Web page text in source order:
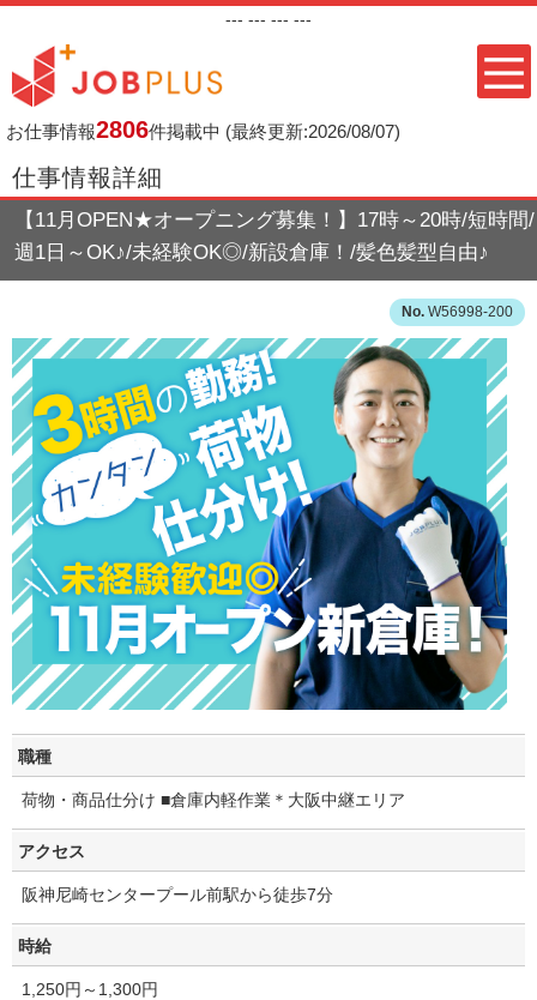
--- --- --- ---
お仕事情報2806件掲載中 (最終更新:2026/08/07)
仕事情報詳細
【11月OPEN★オープニング募集！】17時～20時/短時間/
週1日～OK♪/未経験OK◎/新設倉庫！/髪色髪型自由♪
W56998-200
職種
荷物・商品仕分け ■倉庫内軽作業＊大阪中継エリア
アクセス
阪神尼崎センタープール前駅から徒歩7分
時給
1,250円～1,300円